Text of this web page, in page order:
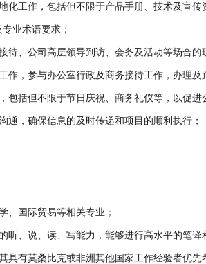
化工作，包括但不限于产品手册、技术及宣
业术语要求；
待、公司高层领导到访、会务及活动等场合的
作，参与办公室行政及商务接待工作，办理及
包括但不限于节日庆祝、商务礼仪等，以促进
通，确保信息的及时传递和项目的顺利执行；
、国际贸易等相关专业；
听、说、读、写能力，能够进行高水平的笔译
具有莫桑比克或非洲其他国家工作经验者优先